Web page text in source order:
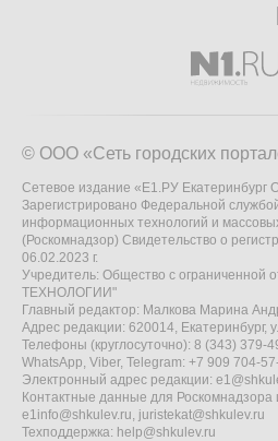
© ООО «Сеть городских
Сетевое издание «Е1.РУ Екатеринбург
Зарегистрировано Федеральной
информационных технологий и
(Роскомнадзор) Свидетельство о
06.02.2023 г.
Учредитель: Общество с ограниченной
ТЕХНОЛОГИИ"
Главный редактор: Малкова Марина
Адрес редакции: 620014, Екатеринбург,
Телефоны (круглосуточно): 8 (343) 379-
WhatsApp, Viber, Telegram: +7 909 704-
Электронный адрес редакции:
Контактные данные для Роскомнадзора
e1info@shkulev.ru, juristekat@shkulev.ru
Техподдержка: help@shkulev.ru